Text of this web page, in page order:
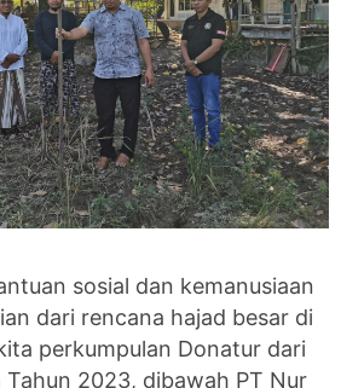
sosial dan kemanusiaan
dari rencana hajad besar di
perkumpulan Donatur dari
Tahun 2023, dibawah PT Nur